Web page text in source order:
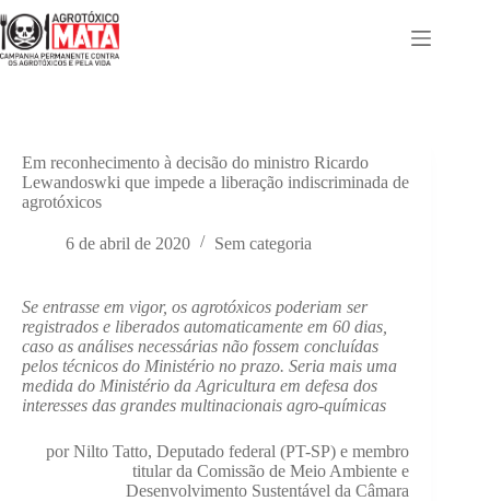
para
o
conteúdo
Em reconhecimento à decisão do ministro Ricardo
Lewandoswki que impede a liberação indiscriminada de
agrotóxicos
6 de abril de 2020 Sem categoria
Se entrasse em vigor, os agrotóxicos poderiam ser
registrados e liberados automaticamente em 60 dias,
caso as análises necessárias não fossem concluídas
pelos técnicos do Ministério no prazo. Seria mais uma
medida do Ministério da Agricultura em defesa dos
interesses das grandes multinacionais agro-químicas
por Nilto Tatto, Deputado federal (PT-SP) e membro
titular da Comissão de Meio Ambiente e
Desenvolvimento Sustentável da Câmara